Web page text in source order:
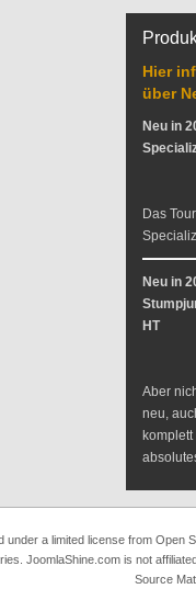
Hier
über
Neu in
Das
Neu in
HT
Aber
neu,
under a limited license from Open
JoomlaShine.com is not
Source